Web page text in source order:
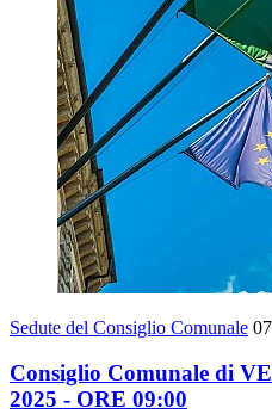
Sedute del Consiglio Comunale
Consiglio Comunale di
2025 - ORE 09:00